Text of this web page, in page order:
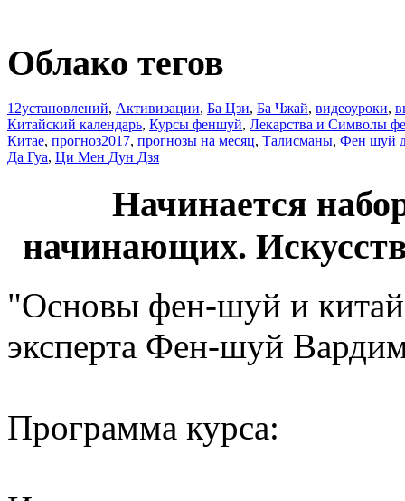
Облако тегов
12установлений, Активизации, Ба Цзи, Ба Чжай, видеоуроки,
Китайский календарь, Курсы феншуй, Лекарства и Символы
Китае, прогноз2017, прогнозы на месяц, Талисманы, Фен шуй
Да Гуа, Ци Мен Дун Дзя
Начинается
начинающих.
"Основы фен-шуй и
эксперта Фен-шуй
Программа курса: